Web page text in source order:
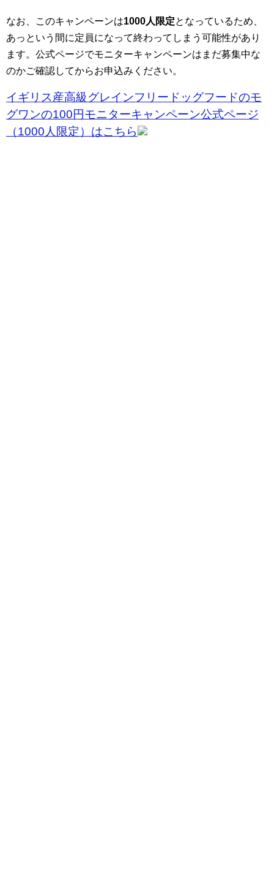
なお、このキャンペーンは1000人限定となっているため、
あっという間に定員になって終わってしまう可能性があり
ます。公式ページでモニターキャンペーンはまだ募集中な
のかご確認してからお申込みください。
イギリス産高級グレインフリードッグフードのモ
グワンの100円モニターキャンペーン公式ページ
（1000人限定）はこちら